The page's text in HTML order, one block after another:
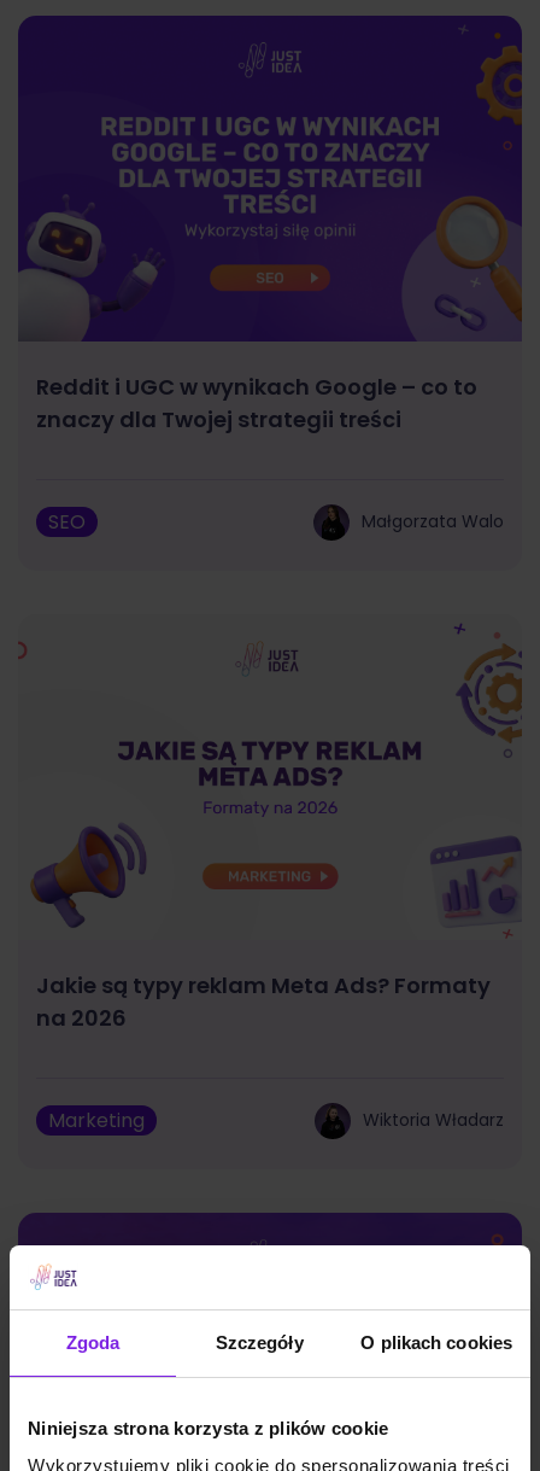
Zgoda Szczegóły O plikach cookies
Niniejsza strona korzysta z plików cookie
Wykorzystujemy pliki cookie do spersonalizowania treści
Reddit i UGC w wynikach Google – co to
znaczy dla Twojej strategii treści
SEO Małgorzata Walo
Jakie są typy reklam Meta Ads? Formaty
na 2026
Marketing Wiktoria Władarz